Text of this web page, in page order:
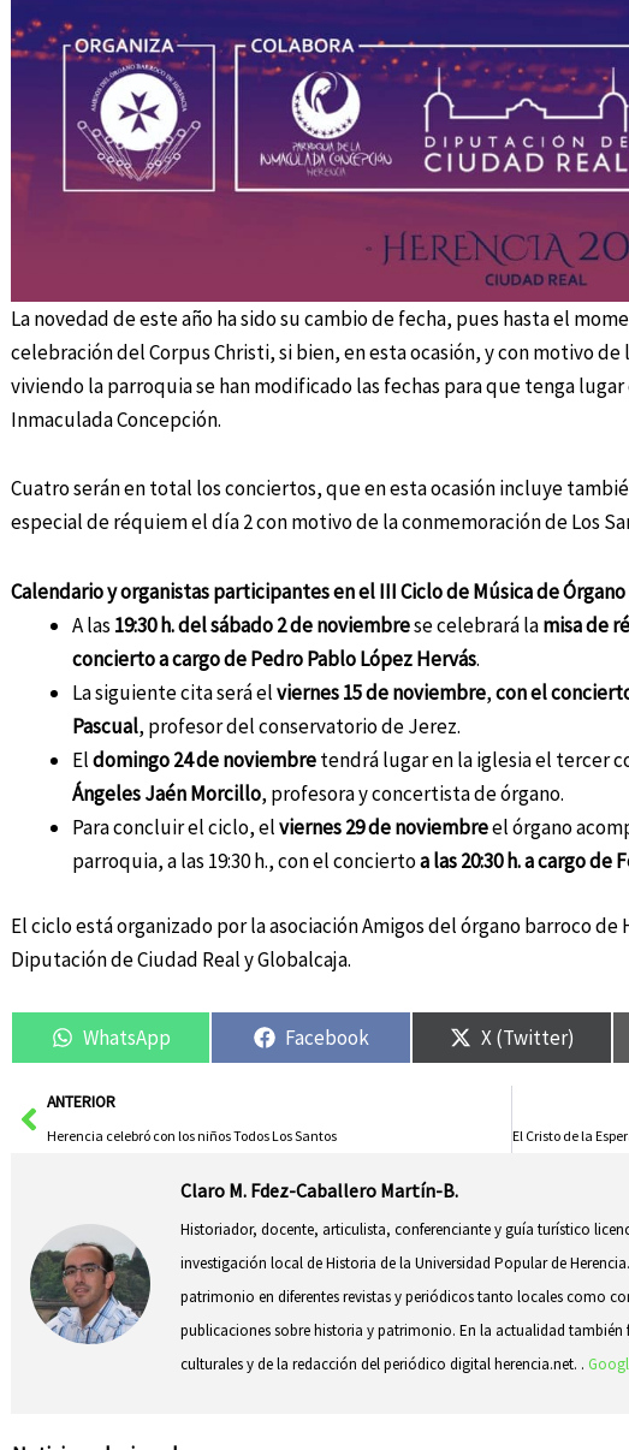
La novedad de este año ha sido su cambio de fecha, pues hasta el
celebración del Corpus Christi, si bien, en esta ocasión, y con motivo
viviendo la parroquia se han modificado las fechas para que tenga
Inmaculada Concepción.
Cuatro serán en total los conciertos, que en esta ocasión incluye
especial de réquiem el día 2 con motivo de la conmemoración de Los
Calendario y organistas participantes en el III Ciclo de Música de Órgano
A las 19:30 h. del sábado 2 de noviembrese celebrará lamisa de
conciertoa cargo dePedro Pablo López Hervás.
La siguiente cita será elviernes15 de noviembre,con el
Pascual, profesor del conservatorio de Jerez.
Eldomingo 24 de noviembretendrá lugar en la iglesia el tercer
Ángeles Jaén Morcillo, profesora y concertista de órgano.
Para concluir el ciclo, elviernes 29 de noviembreel órgano
parroquia, a las 19:30 h., con el conciertoa las 20:30 h. a cargo de
El ciclo está organizado por la asociación Amigos del órgano barroco
Diputación de Ciudad Real y Globalcaja.
WhatsApp Facebook X (Twitter)
AntANTERIOR
Herencia celebró con los niños Todos Los Santos
Claro M. Fdez-Caballero Martín-B.
Historiador, docente, articulista, conferenciante y guía turístico
investigación local de Historia de la Universidad Popular de
patrimonio en diferentes revistas y periódicos tanto locales como
publicaciones sobre historia y patrimonio. En la actualidad
culturales y de la redacción del periódico digital herencia.net. .